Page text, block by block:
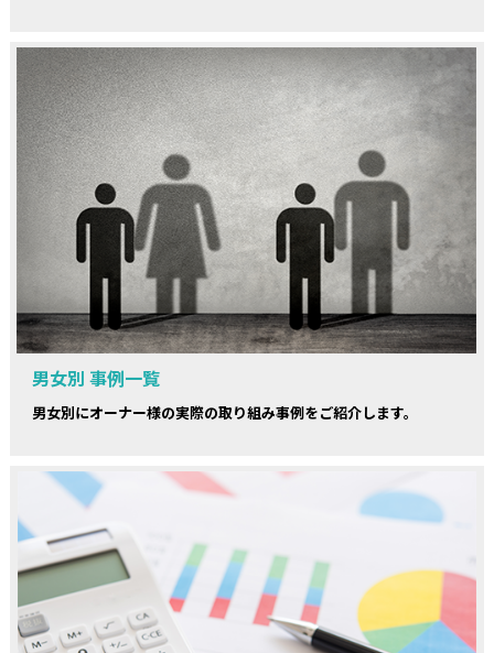
男女別 事例一覧
男女別にオーナー様の実際の取り組み事例をご紹介します。